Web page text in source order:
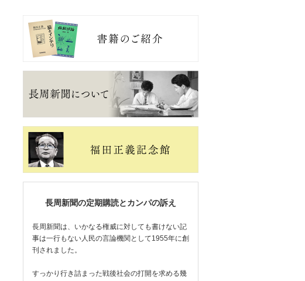
長周新聞の定期購読とカンパの訴え
長周新聞は、いかなる権威に対しても書けない記
事は一行もない人民の言論機関として1955年に創
刊されました。
すっかり行き詰まった戦後社会の打開を求める幾